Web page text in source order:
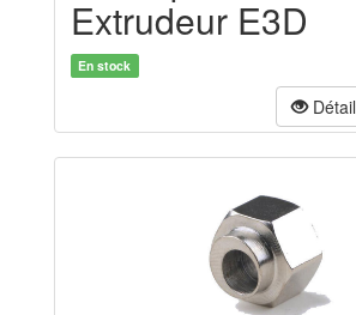
Extrudeur E3D
En stock
Détail